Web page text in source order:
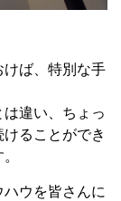
けば、特別な手
違い、ちょっ
ることができ
ウを皆さんに